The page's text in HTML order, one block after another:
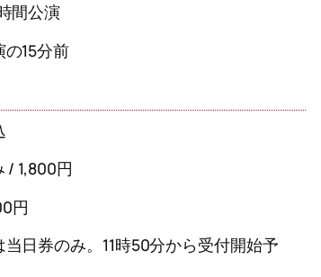
間公演
15分前
/ 1,800円
円
日券のみ。11時50分から受付開始予